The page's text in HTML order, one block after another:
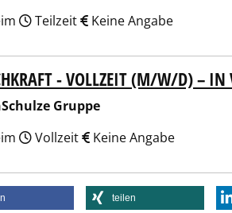
Teilzeit Keine Angabe
- VOLLZEIT (M/W/D) – IN
Gruppe
Vollzeit Keine Angabe
teilen